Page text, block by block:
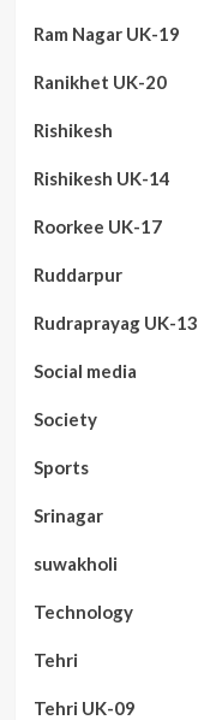
Ram Nagar UK-19
Ranikhet UK-20
Rishikesh
Rishikesh UK-14
Roorkee UK-17
Ruddarpur
Rudraprayag UK-13
Social media
Society
Sports
Srinagar
suwakholi
Technology
Tehri
Tehri UK-09